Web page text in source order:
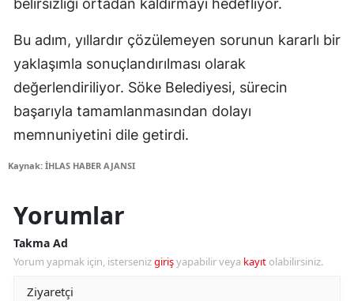
belirsizliği ortadan kaldırmayı hedefliyor.
Bu adım, yıllardır çözülemeyen sorunun kararlı bir
yaklaşımla sonuçlandırılması olarak
değerlendiriliyor. Söke Belediyesi, sürecin
başarıyla tamamlanmasından dolayı
memnuniyetini dile getirdi.
Kaynak: İHLAS HABER AJANSI
Yorumlar
Takma Ad
Yorum yapmak için, istersenizgirişyapabilir veya kayıt olabilirsiniz.